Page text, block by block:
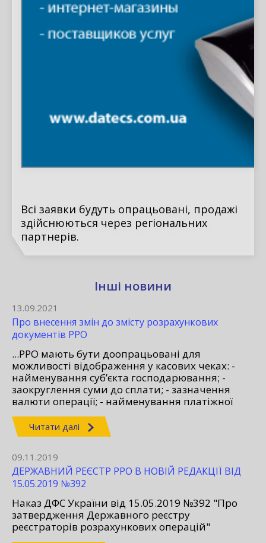
Всі заявки будуть опрацьовані, продажі
здійснюються через регіональних
партнерів.
Інші новини
13.09.2021
Про внесення змін до змісту розрахункових
документів РРО
...РРО мають бути доопрацьовані для
можливості відображення у касових чеках: -
найменування суб’єкта господарювання; -
заокруглення суми до сплати; - зазначення
валюти операції; - найменування платіжної
системи...
Читати далі
09.11.2019
ДЕРЖАВНИЙ РЕЄСТР РРО В НОВІЙ РЕДАКЦІЇ ВІД
15.05.2019 №392
Наказ ДФС України від 15.05.2019 №392 "Про
затвердження Державного реєстру
реєстраторів розрахункових операцій"